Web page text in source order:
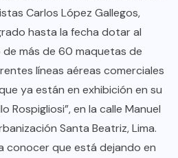
Carlos López Gallegos,
hasta la fecha dotar al
más de 60 maquetas de
líneas aéreas comerciales
ya están en exhibición en su
Rospigliosi”, en la calle Manuel
Santa Beatriz, Lima.
conocer que está dejando en